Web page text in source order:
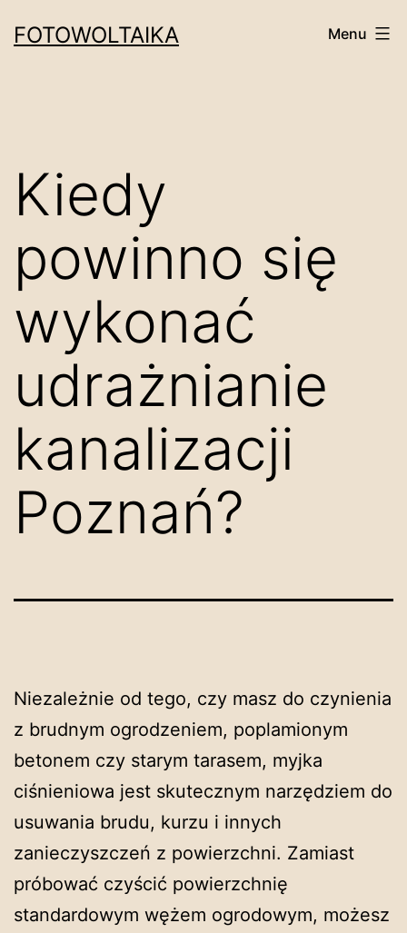
doFOTOWOLTAIKA Menu
Kiedy
powinno się
wykonać
udrażnianie
kanalizacji
Poznań?
Niezależnie od tego, czy masz do czynienia
z brudnym ogrodzeniem, poplamionym
betonem czy starym tarasem, myjka
ciśnieniowa jest skutecznym narzędziem do
usuwania brudu, kurzu i innych
zanieczyszczeń z powierzchni. Zamiast
próbować czyścić powierzchnię
standardowym wężem ogrodowym, możesz